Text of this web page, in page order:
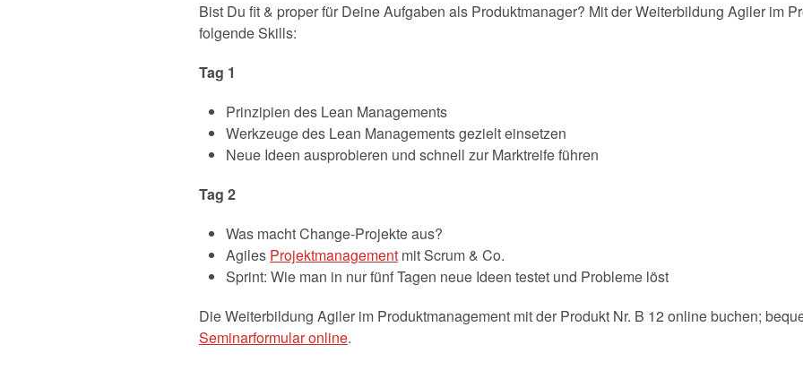
Bist Du fit & proper für Deine Aufgaben als Produktmanager? Mit der Weiterbildung Agiler im
folgende Skills:
Tag 1
Prinzipien des Lean Managements
Werkzeuge des Lean Managements gezielt einsetzen
Neue Ideen ausprobieren und schnell zur Marktreife führen
Tag 2
Was macht Change-Projekte aus?
Agiles Projektmanagement mit Scrum & Co.
Sprint: Wie man in nur fünf Tagen neue Ideen testet und Probleme löst
Die Weiterbildung Agiler im Produktmanagement mit der Produkt Nr. B 12 online buchen;
Seminarformular online.